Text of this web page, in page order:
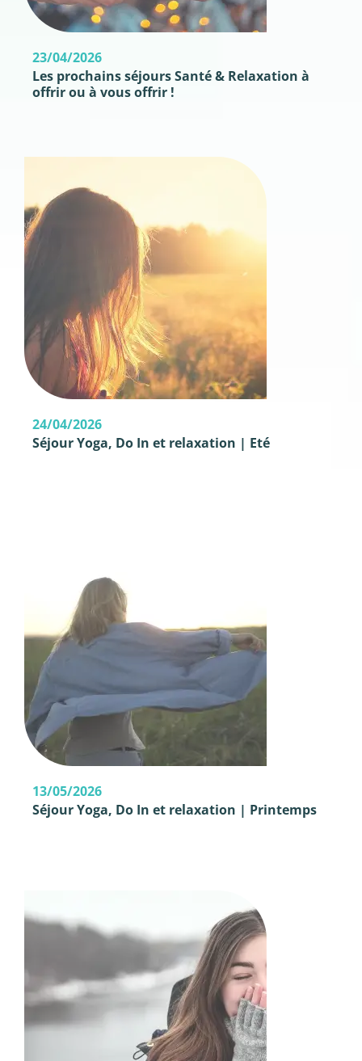
23/04/2026
Les prochains séjours Santé & Relaxation à
offrir ou à vous offrir !
24/04/2026
Séjour Yoga, Do In et relaxation | Eté
13/05/2026
Séjour Yoga, Do In et relaxation | Printemps